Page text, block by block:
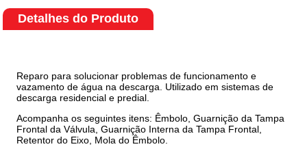
Detalhes do Produto
Reparo para solucionar problemas de funcionamento e
vazamento de água na descarga. Utilizado em sistemas de
descarga residencial e predial.
Acompanha os seguintes itens: Êmbolo, Guarnição da Tampa
Frontal da Válvula, Guarnição Interna da Tampa Frontal,
Retentor do Eixo, Mola do Êmbolo.